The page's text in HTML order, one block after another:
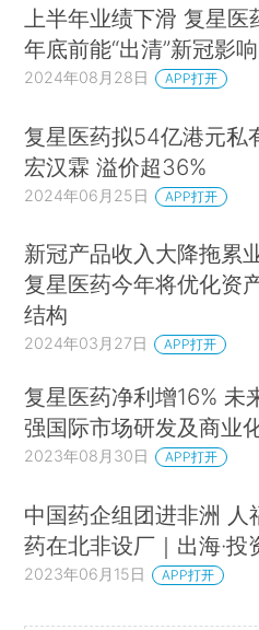
上半年业绩下滑 复星医
年底前能“出清”新冠影响
2024年08月28日 APP打开
复星医药拟54亿港元私
宏汉霖 溢价超36%
2024年06月25日 APP打开
新冠产品收入大降拖累
复星医药今年将优化资
结构
2024年03月27日 APP打开
复星医药净利增16% 未
强国际市场研发及商业
2023年08月30日 APP打开
中国药企组团进非洲 人
药在北非设厂｜出海·投
2023年06月15日 APP打开